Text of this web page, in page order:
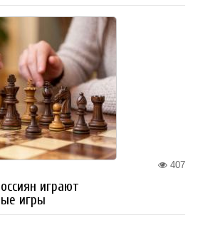
407
играют
игры